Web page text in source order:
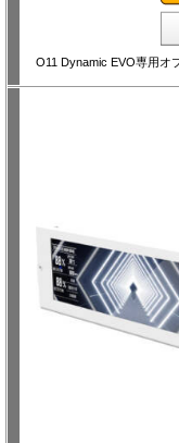
O11 Dynamic EVO専用